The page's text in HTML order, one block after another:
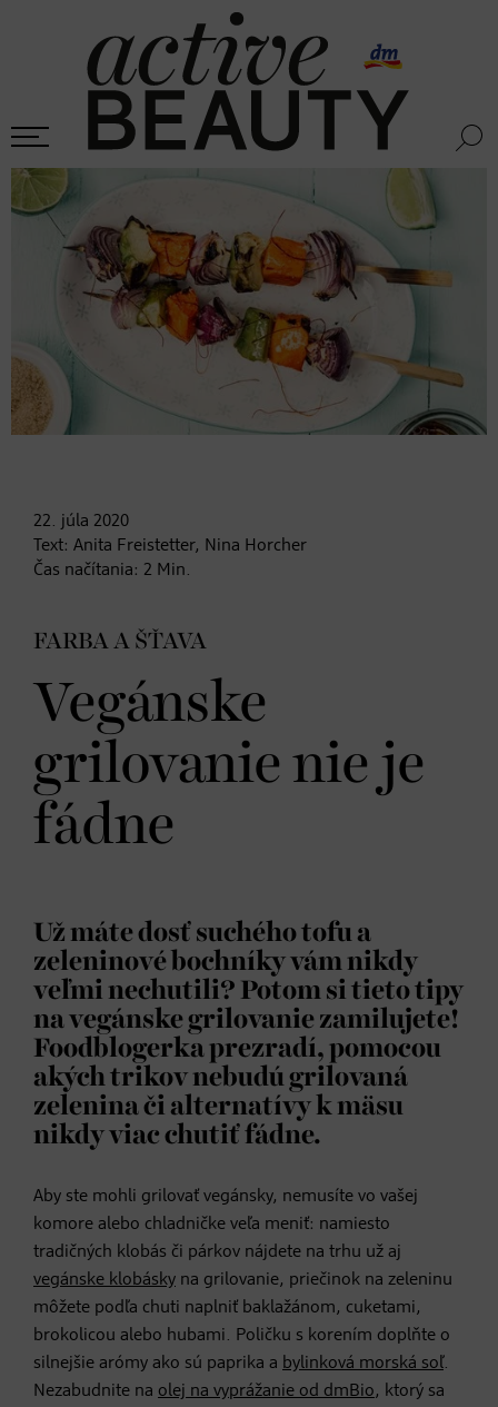
22. júla 2020
Text: Anita Freistetter, Nina Horcher
Čas načítania: 2 Min.
FARBA A ŠŤAVA
Vegánske
grilovanie nie je
fádne
Už máte dosť suchého tofu a
zeleninové bochníky vám nikdy
veľmi nechutili? Potom si tieto tipy
na vegánske grilovanie zamilujete!
Foodblogerka prezradí, pomocou
akých trikov nebudú grilovaná
zelenina či alternatívy k mäsu
nikdy viac chutiť fádne.
Aby ste mohli grilovať vegánsky, nemusíte vo vašej
komore alebo chladničke veľa meniť: namiesto
tradičných klobás či párkov nájdete na trhu už aj
vegánske klobásky na grilovanie, priečinok na zeleninu
môžete podľa chuti naplniť baklažánom, cuketami,
brokolicou alebo hubami. Poličku s korením doplňte o
silnejšie arómy ako sú paprika a bylinková morská soľ.
Nezabudnite na olej na vyprážanie od dmBio, ktorý sa